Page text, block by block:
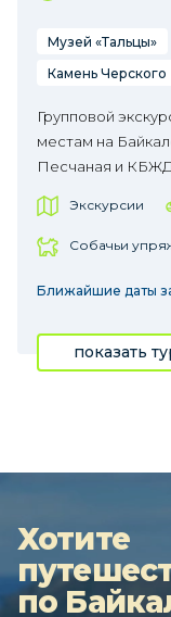
Музей «Тальцы»
Камень Черского
Групповой
местам на
Песчаная и КБЖД.
Экскурсии
Собачьи
Ближайшие даты
показать
Хотите
по